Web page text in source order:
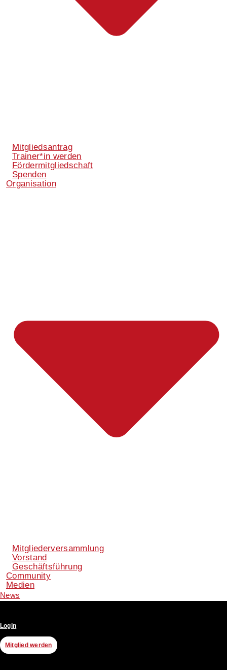
Mitgliedsantrag
Trainer*in werden
Fördermitgliedschaft
Spenden
Organisation
Mitgliederversammlung
Vorstand
Geschäftsführung
Community
Medien
News
Login
Mitglied werden